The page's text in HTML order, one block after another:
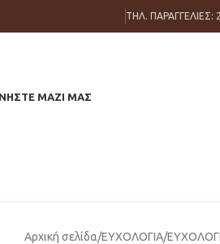
ΤΗΛ. ΠΑΡΑΓΓΕΛΙΕΣ:
ΜΑΖΙ ΜΑΣ
Αρχική σελίδα ΕΥΧΟΛΟΓΙΑ